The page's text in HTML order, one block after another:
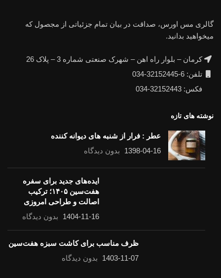
گالری مس اورس، صداقت در بیان تمام جزئیاتی از مجصول که
میخواهید بدانید.
کرمان – بلوار راه اهن – شهرک صنعتی شماره 3 – پلاک 26
تلفن: 6-32152445-034
فکس: 32152443-034
نوشته های تازه
عطر : فرار از شنبه های دیوانه کننده
1398-04-16
بدون دیدگاه
ایده‌های جدید برای سفره
هفت‌سین ۱۴۰۵؛ ترکیب
اصالت و طراحی امروزی
1404-11-16
بدون دیدگاه
ظرف مناسب برای کاشت سبزه هفت‌سین
1403-11-07
بدون دیدگاه